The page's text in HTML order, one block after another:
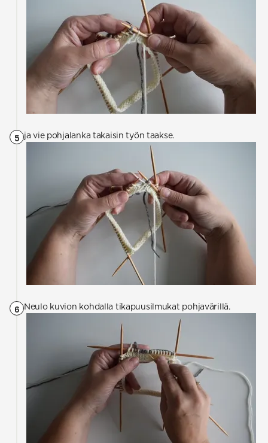
5 ja vie pohjalanka takaisin työn taakse.
6 Neulo kuvion kohdalla tikapuusilmukat pohjavärillä.